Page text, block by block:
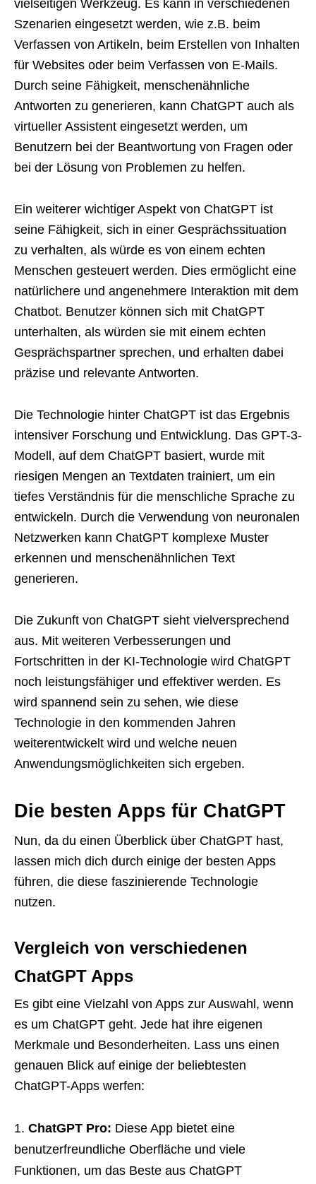
vielseitigen Werkzeug. Es kann in verschiedenen
Szenarien eingesetzt werden, wie z.B. beim
Verfassen von Artikeln, beim Erstellen von Inhalten
für Websites oder beim Verfassen von E-Mails.
Durch seine Fähigkeit, menschenähnliche
Antworten zu generieren, kann ChatGPT auch als
virtueller Assistent eingesetzt werden, um
Benutzern bei der Beantwortung von Fragen oder
bei der Lösung von Problemen zu helfen.
Ein weiterer wichtiger Aspekt von ChatGPT ist
seine Fähigkeit, sich in einer Gesprächssituation
zu verhalten, als würde es von einem echten
Menschen gesteuert werden. Dies ermöglicht eine
natürlichere und angenehmere Interaktion mit dem
Chatbot. Benutzer können sich mit ChatGPT
unterhalten, als würden sie mit einem echten
Gesprächspartner sprechen, und erhalten dabei
präzise und relevante Antworten.
Die Technologie hinter ChatGPT ist das Ergebnis
intensiver Forschung und Entwicklung. Das GPT-3-
Modell, auf dem ChatGPT basiert, wurde mit
riesigen Mengen an Textdaten trainiert, um ein
tiefes Verständnis für die menschliche Sprache zu
entwickeln. Durch die Verwendung von neuronalen
Netzwerken kann ChatGPT komplexe Muster
erkennen und menschenähnlichen Text
generieren.
Die Zukunft von ChatGPT sieht vielversprechend
aus. Mit weiteren Verbesserungen und
Fortschritten in der KI-Technologie wird ChatGPT
noch leistungsfähiger und effektiver werden. Es
wird spannend sein zu sehen, wie diese
Technologie in den kommenden Jahren
weiterentwickelt wird und welche neuen
Anwendungsmöglichkeiten sich ergeben.
Die besten Apps für ChatGPT
Nun, da du einen Überblick über ChatGPT hast,
lassen mich dich durch einige der besten Apps
führen, die diese faszinierende Technologie
nutzen.
Vergleich von verschiedenen
ChatGPT Apps
Es gibt eine Vielzahl von Apps zur Auswahl, wenn
es um ChatGPT geht. Jede hat ihre eigenen
Merkmale und Besonderheiten. Lass uns einen
genauen Blick auf einige der beliebtesten
ChatGPT-Apps werfen:
ChatGPT Pro: Diese App bietet eine
benutzerfreundliche Oberfläche und viele
Funktionen, um das Beste aus ChatGPT